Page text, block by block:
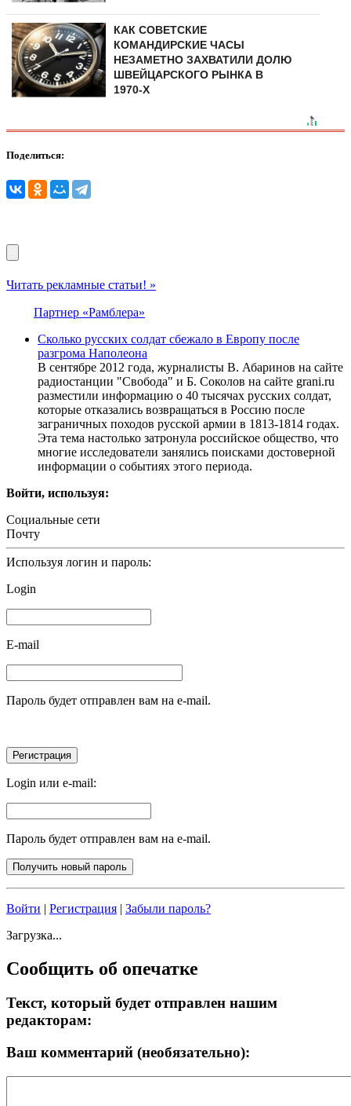
КАК СОВЕТСКИЕ
КОМАНДИРСКИЕ ЧАСЫ
НЕЗАМЕТНО ЗАХВАТИЛИ ДОЛЮ
ШВЕЙЦАРСКОГО РЫНКА В
1970-Х
Поделиться:
Читать рекламные статьи! »
Партнер «Рамблера»
Сколько русских солдат сбежало в Европу после
разгрома Наполеона
В сентябре 2012 года, журналисты В. Абаринов на сайте
радиостанции "Свобода" и Б. Соколов на сайте grani.ru
разместили информацию о 40 тысячах русских солдат,
которые отказались возвращаться в Россию после
заграничных походов русской армии в 1813-1814 годах.
Эта тема настолько затронула российское общество, что
многие исследователи занялись поисками достоверной
информации о событиях этого периода.
Войти, используя:
Социальные сети
Почту
Используя логин и пароль:
Login
E-mail
Пароль будет отправлен вам на e-mail.
Login или e-mail:
Пароль будет отправлен вам на e-mail.
Войти | Регистрация | Забыли пароль?
Загрузка...
Сообщить об опечатке
Текст, который будет отправлен нашим
редакторам:
Ваш комментарий (необязательно):